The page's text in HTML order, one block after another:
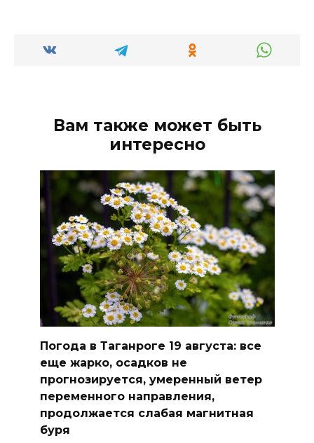
Вам также может быть
интересно
Погода в Таганроге 19 августа: все
еще жарко, осадков не
прогнозируется, умеренный ветер
переменного направления,
продолжается слабая магнитная
буря